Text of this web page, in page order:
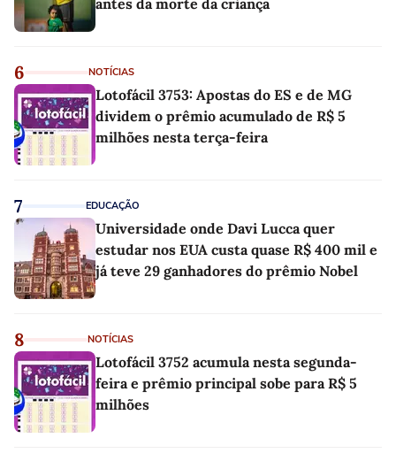
antes da morte da criança
6 NOTÍCIAS
Lotofácil 3753: Apostas do ES e de MG
dividem o prêmio acumulado de R$ 5
milhões nesta terça-feira
7 EDUCAÇÃO
Universidade onde Davi Lucca quer
estudar nos EUA custa quase R$ 400 mil e
já teve 29 ganhadores do prêmio Nobel
8 NOTÍCIAS
Lotofácil 3752 acumula nesta segunda-
feira e prêmio principal sobe para R$ 5
milhões